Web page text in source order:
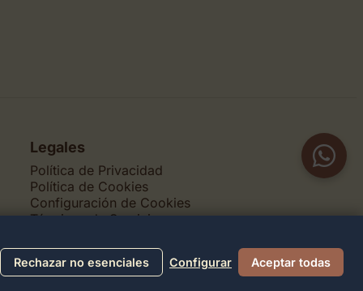
Legales
Política de Privacidad
Política de Cookies
Configuración de Cookies
Términos de Servicio
Rechazar no esenciales Configurar Aceptar todas